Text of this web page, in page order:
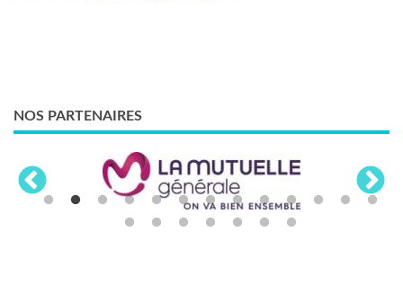
NOS PARTENAIRES